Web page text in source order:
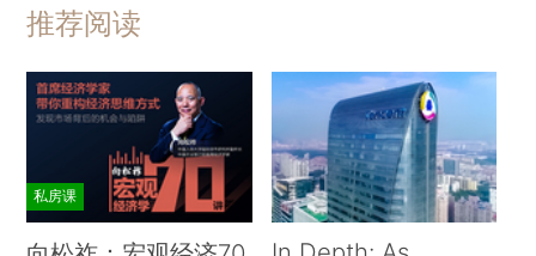
推荐阅读
私房课